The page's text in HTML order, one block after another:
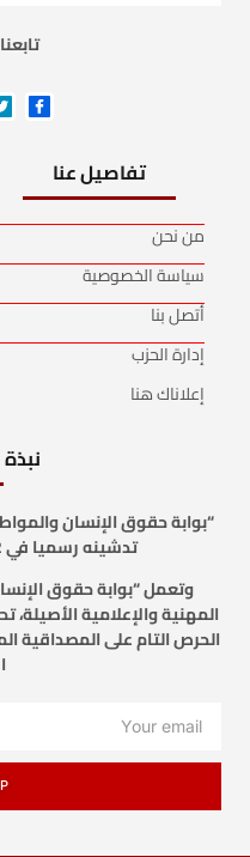
تفاصيل عنا
من نحن
سياسة الخصوصية
أتصل بنا
إدارة الحزب
إعلاناك هنا
نبذة
“بوابة حقوق الإنسان
تدشينه رسميا في 12 نوفمبر من عام 2024.
وتعمل “بوابة حقوق
المهنية والإعلامية
الحرص التام على